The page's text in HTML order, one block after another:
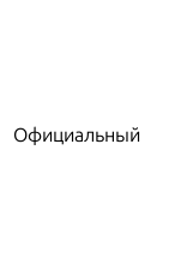
Официальный